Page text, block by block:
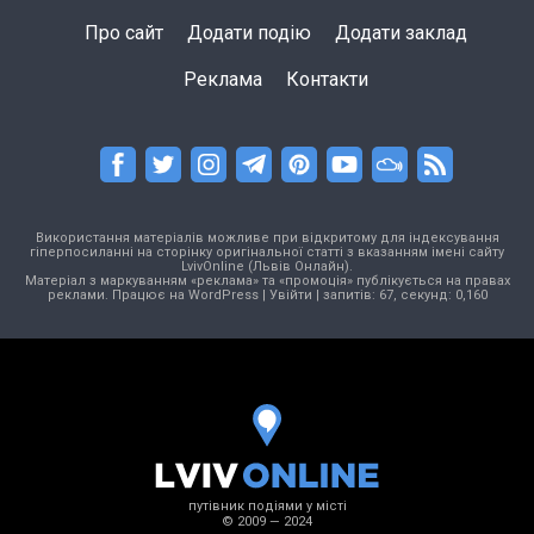
Про сайт Додати подію Додати заклад
Реклама Контакти
Використання матеріалів можливе при відкритому для індексування
гіперпосиланні на сторінку оригінальної статті з вказанням імені сайту
LvivOnline (Львів Онлайн).
Матеріал з маркуванням «реклама» та «промоція» публікується на правах
реклами. Працює на WordPress| Увійти | запитів: 67, секунд: 0,160
путівник подіями у місті
© 2009 — 2024